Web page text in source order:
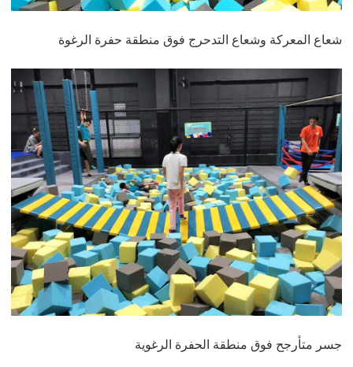
شعاع المعركة وشعاع التدحرج فوق منطقة حفرة الرغوة
جسر متأرجح فوق منطقة الحفرة الرغوية